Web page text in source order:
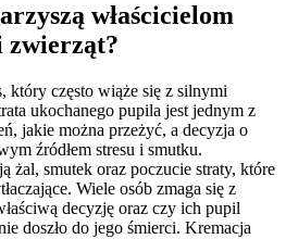
właścicielom
zwierząt?
który często wiąże się z silnymi
ukochanego pupila jest jednym z
jakie można przeżyć, a decyzja o
źródłem stresu i smutku.
żal, smutek oraz poczucie straty, które
Wiele osób zmaga się z
decyzję oraz czy ich pupil
doszło do jego śmierci. Kremacja